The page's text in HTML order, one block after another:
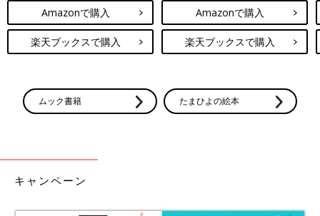
Amazonで購入
楽天ブックスで購入
Amazonで購入
楽天ブックスで購入
ムック書籍 たまひよの絵本
キャンペーン